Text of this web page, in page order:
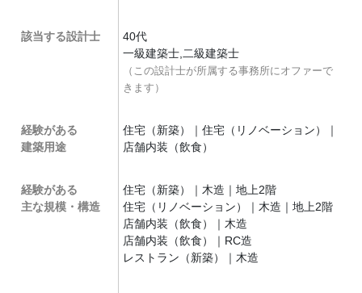
該当する設計士
40代
一級建築士,二級建築士
（この設計士が所属する事務所にオファーで
きます）
経験がある
建築用途
住宅（新築）｜住宅（リノベーション）｜
店舗内装（飲食）
経験がある
主な規模・構造
住宅（新築）｜木造｜地上2階
住宅（リノベーション）｜木造｜地上2階
店舗内装（飲食）｜木造
店舗内装（飲食）｜RC造
レストラン（新築）｜木造